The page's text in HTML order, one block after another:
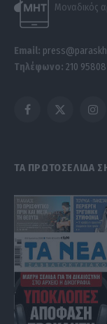
Μοναδικός
Email:
Τηλέφωνο: 210
Facebook
X
ΤΑ ΠΡΩΤΟΣΕΛΙΔΑ